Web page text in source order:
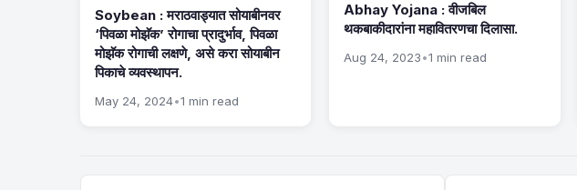
Soybean : मराठवाड्यात सोयाबीनवर
‘पिवळा मोझॅक’ रोगाचा प्रादुर्भाव, पिवळा
मोझॅक रोगाची लक्षणे, असे करा सोयाबीन
पिकाचे व्यवस्थापन.
May 24, 2024•1 min read
Abhay Yojana : वीजबिल
थकबाकीदारांना महावितरणचा दिलासा.
Aug 24, 2023•1 min read